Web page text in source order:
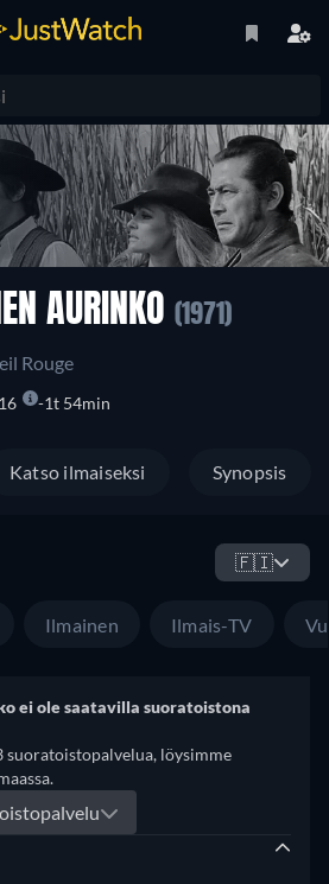
AURINKO (1971)
Rouge
1t 54min
Katso ilmaiseksi Synopsis
🇫🇮
Ilmainen Ilmais-TV
ei ole saatavilla suoratoistona
suoratoistopalvelua, löysimme